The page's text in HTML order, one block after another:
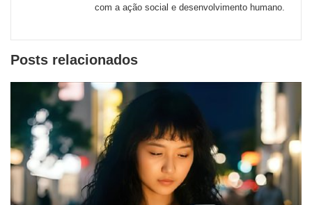
com a ação social e desenvolvimento humano.
Posts relacionados